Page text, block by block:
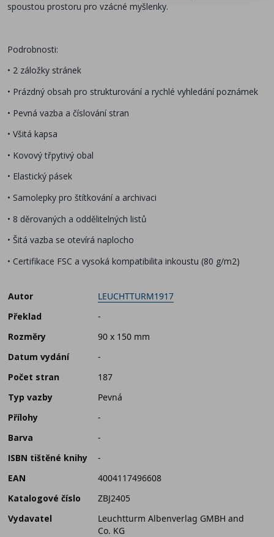
spoustou prostoru pro vzácné myšlenky.
Podrobnosti:
• 2 záložky stránek
• Prázdný obsah pro strukturování a rychlé vyhledání poznámek
• Pevná vazba a číslování stran
• Všitá kapsa
• Kovový třpytivý obal
• Elastický pásek
• Samolepky pro štítkování a archivaci
• 8 děrovaných a oddělitelných listů
• Šitá vazba se otevírá naplocho
• Certifikace FSC a vysoká kompatibilita inkoustu (80 g/m2)
Autor
LEUCHTTURM1917
Překlad
-
Rozměry
90 x 150 mm
Datum vydání
-
Počet stran
187
Typ vazby
Pevná
Přílohy
-
Barva
-
ISBN tištěné knihy
-
EAN
4004117496608
Katalogové číslo
ZBJ2405
Vydavatel
Leuchtturm Albenverlag GMBH and
Co. KG